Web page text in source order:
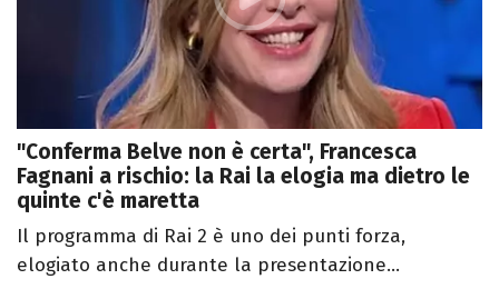
"Conferma Belve non è certa", Francesca
Fagnani a rischio: la Rai la elogia ma dietro le
quinte c'è maretta
Il programma di Rai 2 è uno dei punti forza,
elogiato anche durante la presentazione...